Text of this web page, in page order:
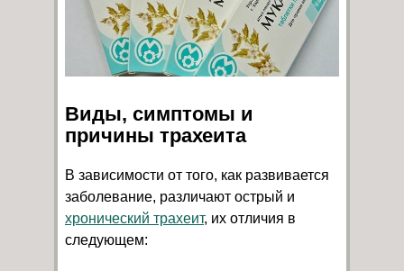
Виды, симптомы и
причины трахеита
В зависимости от того, как развивается
заболевание, различают острый и
хронический трахеит, их отличия в
следующем: